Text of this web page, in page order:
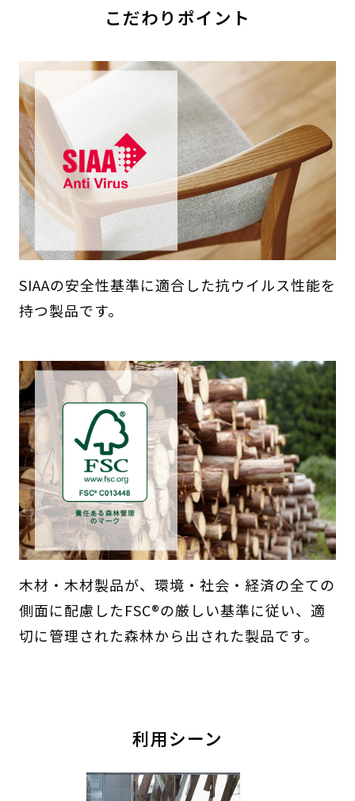
こだわりポイント
SIAAの安全性基準に適合した抗ウイルス性能を
持つ製品です。
木材・木材製品が、環境・社会・経済の全ての
側面に配慮したFSC®の厳しい基準に従い、適
切に管理された森林から出された製品です。
利用シーン